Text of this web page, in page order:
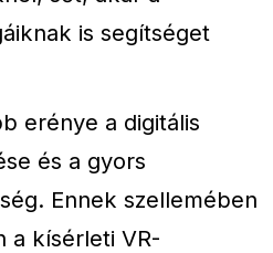
is segítséget
erénye a digitális
és a gyors
Ennek szellemében
a kísérleti VR-